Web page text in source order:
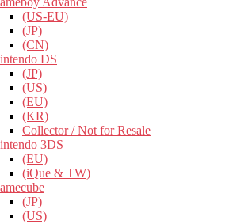
(US-EU)
(JP)
(CN)
DS
(JP)
(US)
(EU)
(KR)
Collector / Not for Resale
3DS
(EU)
(iQue & TW)
(JP)
(US)